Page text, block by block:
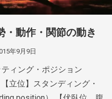
・動作・関節の動き
年9月9日
ィング・ポジション
立位】スタンディング・